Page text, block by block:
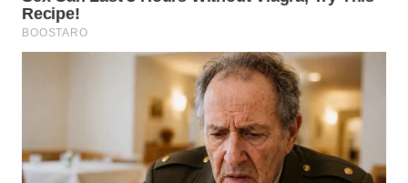
WN
TEBING
WN